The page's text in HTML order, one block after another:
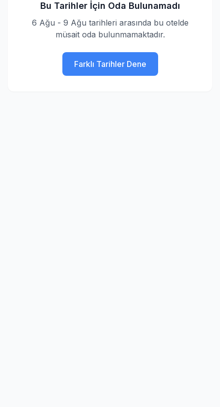
Bu Tarihler İçin Oda Bulunamadı
6 Ağu - 9 Ağu tarihleri arasında bu otelde
müsait oda bulunmamaktadır.
Farklı Tarihler Dene